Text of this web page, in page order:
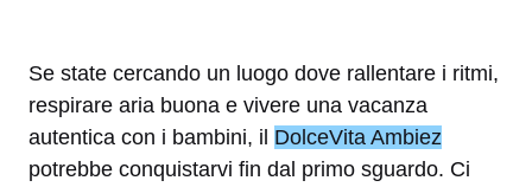
Se state cercando un luogo dove rallentare i ritmi,
respirare aria buona e vivere una vacanza
autentica con i bambini, il DolceVita Ambiez
potrebbe conquistarvi fin dal primo sguardo. Ci